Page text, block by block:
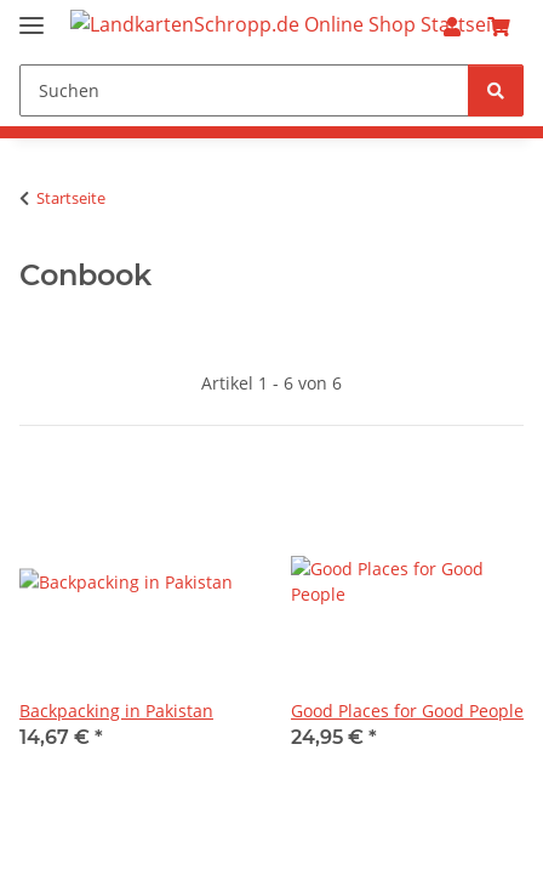
Startseite
Conbook
Artikel 1 - 6 von 6
Backpacking in Pakistan
14,67 € *
Good Places for Good People
24,95 € *